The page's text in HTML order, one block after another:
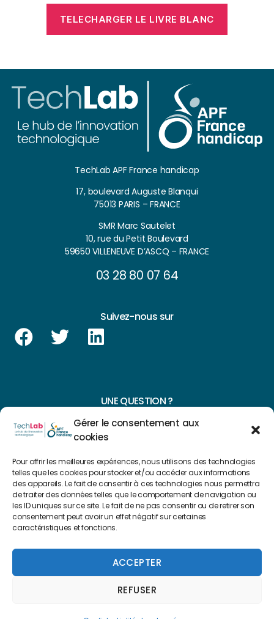
Gérer le consentement aux
cookies
Pour offrir les meilleures expériences, nous utilisons des technologies
telles que les cookies pour stocker et/ou accéder aux informations
des appareils. Le fait de consentir à ces technologies nous permettra
de traiter des données telles que le comportement de navigation ou
les ID uniques sur ce site. Le fait de ne pas consentir ou de retirer son
consentement peut avoir un effet négatif sur certaines
caractéristiques et fonctions.
ACCEPTER
REFUSER
TELECHARGER LE LIVRE BLANC
TechLab APF France handicap
17, boulevard Auguste Blanqui
75013 PARIS – FRANCE
SMR Marc Sautelet
10, rue du Petit Boulevard
59650 VILLENEUVE D’ASCQ – FRANCE
03 28 80 07 64
Suivez-nous sur
UNE QUESTION ?
CONTACTEZ-NOUS
NAVIGUER SUR NOTRE SITE
Plan du site
FAIRE UN DON
Copyright 2022 © Créé par
Mentions légales